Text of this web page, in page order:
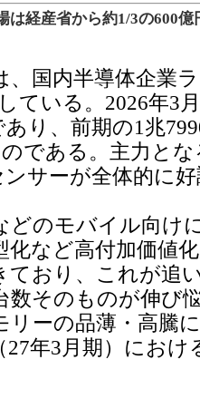
は経産省から約1/3の600
国内半導体企業
ている。2026年3
り、前期の1兆
である。主力と
サーが全体的に
のモバイル向け
化など高付加価値
ており、これが追
数そのものが伸び
リーの品薄・高騰
27年3月期）におけ